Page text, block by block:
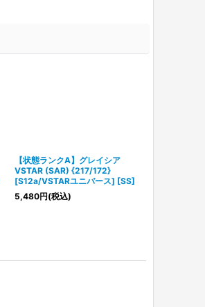
【状態ランクA】グレイシア
VSTAR (SAR) {217/172}
[S12a/VSTARユニバース] [SS]
5,480円(税込)